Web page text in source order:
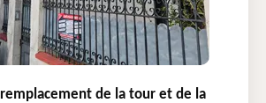
remplacement de la tour et de la